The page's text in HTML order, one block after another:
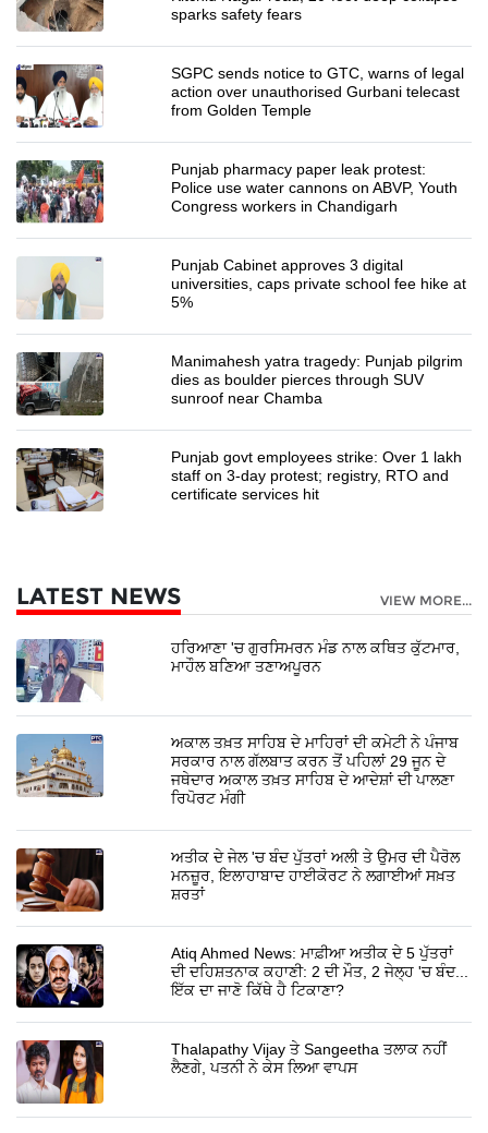
sparks safety fears
SGPC sends notice to GTC, warns of legal
action over unauthorised Gurbani telecast
from Golden Temple
Punjab pharmacy paper leak protest:
Police use water cannons on ABVP, Youth
Congress workers in Chandigarh
Punjab Cabinet approves 3 digital
universities, caps private school fee hike at
5%
Manimahesh yatra tragedy: Punjab pilgrim
dies as boulder pierces through SUV
sunroof near Chamba
Punjab govt employees strike: Over 1 lakh
staff on 3-day protest; registry, RTO and
certificate services hit
LATEST NEWS VIEW MORE...
ਹਰਿਆਣਾ 'ਚ ਗੁਰਸਿਮਰਨ ਮੰਡ ਨਾਲ ਕਥਿਤ ਕੁੱਟਮਾਰ,
ਮਾਹੌਲ ਬਣਿਆ ਤਣਾਅਪੂਰਨ
ਅਕਾਲ ਤਖ਼ਤ ਸਾਹਿਬ ਦੇ ਮਾਹਿਰਾਂ ਦੀ ਕਮੇਟੀ ਨੇ ਪੰਜਾਬ
ਸਰਕਾਰ ਨਾਲ ਗੱਲਬਾਤ ਕਰਨ ਤੋਂ ਪਹਿਲਾਂ 29 ਜੂਨ ਦੇ
ਜਥੇਦਾਰ ਅਕਾਲ ਤਖ਼ਤ ਸਾਹਿਬ ਦੇ ਆਦੇਸ਼ਾਂ ਦੀ ਪਾਲਣਾ
ਰਿਪੋਰਟ ਮੰਗੀ
ਅਤੀਕ ਦੇ ਜੇਲ 'ਚ ਬੰਦ ਪੁੱਤਰਾਂ ਅਲੀ ਤੇ ਉਮਰ ਦੀ ਪੈਰੋਲ
ਮਨਜ਼ੂਰ, ਇਲਾਹਾਬਾਦ ਹਾਈਕੋਰਟ ਨੇ ਲਗਾਈਆਂ ਸਖ਼ਤ
ਸ਼ਰਤਾਂ
Atiq Ahmed News: ਮਾਫ਼ੀਆ ਅਤੀਕ ਦੇ 5 ਪੁੱਤਰਾਂ
ਦੀ ਦਹਿਸ਼ਤਨਾਕ ਕਹਾਣੀ: 2 ਦੀ ਮੌਤ, 2 ਜੇਲ੍ਹ 'ਚ ਬੰਦ...
ਇੱਕ ਦਾ ਜਾਣੋ ਕਿੱਥੇ ਹੈ ਟਿਕਾਣਾ?
Thalapathy Vijay ਤੇ Sangeetha ਤਲਾਕ ਨਹੀਂ
ਲੈਣਗੇ, ਪਤਨੀ ਨੇ ਕੇਸ ਲਿਆ ਵਾਪਸ